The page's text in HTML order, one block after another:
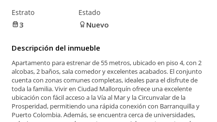
Estrato
3
Estado
Nuevo
Descripción del inmueble
Apartamento para estrenar de 55 metros, ubicado en piso 4, con 2
alcobas, 2 baños, sala comedor y excelentes acabados. El conjunto
cuenta con zonas comunes completas, ideales para el disfrute de
toda la familia. Vivir en Ciudad Mallorquín ofrece una excelente
ubicación con fácil acceso a la Vía al Mar y la Circunvalar de la
Prosperidad, permitiendo una rápida conexión con Barranquilla y
Puerto Colombia. Además, se encuentra cerca de universidades,